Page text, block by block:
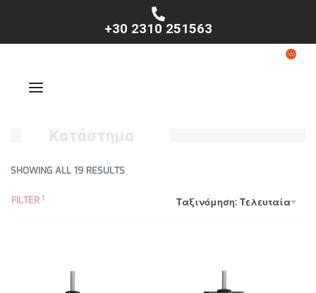
+30 2310 251563
0
Κατάστημα
SHOWING ALL 19 RESULTS
Ταξινόμηση: Τελευταία
FILTER